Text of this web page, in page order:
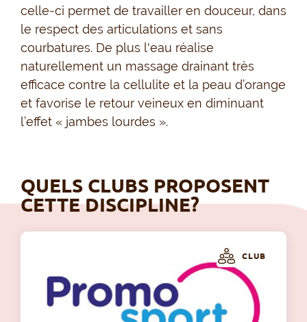
celle-ci permet de travailler en douceur, dans
le respect des articulations et sans
courbatures. De plus l'eau réalise
naturellement un massage drainant très
efficace contre la cellulite et la peau d’orange
et favorise le retour veineux en diminuant
l’effet « jambes lourdes ».
QUELS CLUBS PROPOSENT
CETTE DISCIPLINE?
CLUB